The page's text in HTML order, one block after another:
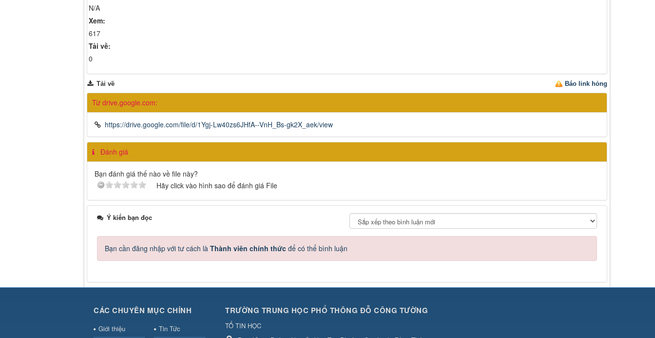
N/A
Xem:
617
Tải về:
0
Báo link hỏng
Tải về
Từ drive.google.com:
https://drive.google.com/file/d/1Ygj-Lw40zs6JHfA--VnH_Bs-gk2X_aek/view
Đánh giá
Bạn đánh giá thế nào về file này?
Hãy click vào hình sao để đánh giá File
Ý kiến bạn đọc
Bạn cần đăng nhập với tư cách là Thành viên chính thức để có thể bình luận
CÁC CHUYÊN MỤC CHÍNH
Giới thiệu Tin Tức
TRƯỜNG TRUNG HỌC PHỔ THÔNG ĐỖ CÔNG TƯỜNG
TỔ TIN HỌC